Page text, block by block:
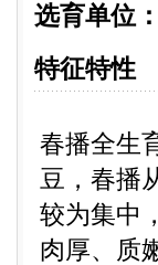
选育单位：
特征特性
春播全生
豆，春播
较为集中
肉厚、质